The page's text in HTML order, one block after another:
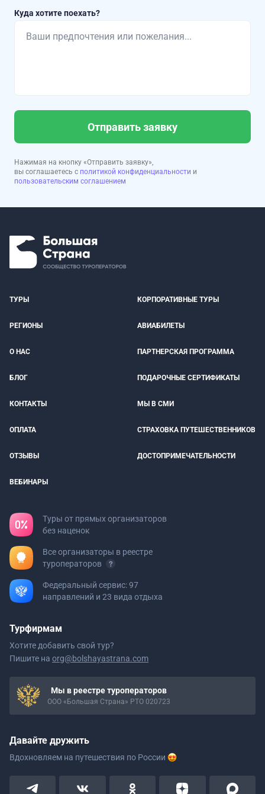
Куда хотите поехать?
Отправить заявку
Нажимая на кнопку «Отправить заявку»,
вы соглашаетесь с политикой конфиденциальности и
пользовательским соглашением
ТУРЫ КОРПОРАТИВНЫЕ ТУРЫ
РЕГИОНЫ АВИАБИЛЕТЫ
О НАС ПАРТНЕРСКАЯ ПРОГРАММА
БЛОГ ПОДАРОЧНЫЕ СЕРТИФИКАТЫ
КОНТАКТЫ МЫ В СМИ
ОПЛАТА СТРАХОВКА ПУТЕШЕСТВЕННИКОВ
ОТЗЫВЫ ДОСТОПРИМЕЧАТЕЛЬНОСТИ
ВЕБИНАРЫ
Туры от прямых организаторов
без наценок
Все организаторы в реестре
туроператоров
Федеральный сервис: 97
направлений и 23 вида отдыха
Турфирмам
Хотите добавить свой тур?
Пишите на org@bolshayastrana.com
Мы в реестре туроператоров
ООО «Большая Страна» РТО 020723
Давайте дружить
Вдохновляем на путешествия по России